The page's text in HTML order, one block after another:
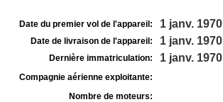
Date du premier vol de l'appareil: 1 janv. 1970
Date de livraison de l'appareil: 1 janv. 1970
Dernière immatriculation: 1 janv. 1970
Compagnie aérienne exploitante:
Nombre de moteurs: